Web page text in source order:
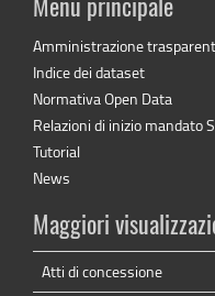
Menu principale
Amministrazione
Indice dei dataset
Normativa Open Data
Relazioni di inizio mandato
Tutorial
News
Maggiori
Atti di concessione